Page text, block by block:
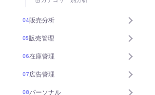
04販売分析
05販売管理
06在庫管理
07広告管理
08パーソナル